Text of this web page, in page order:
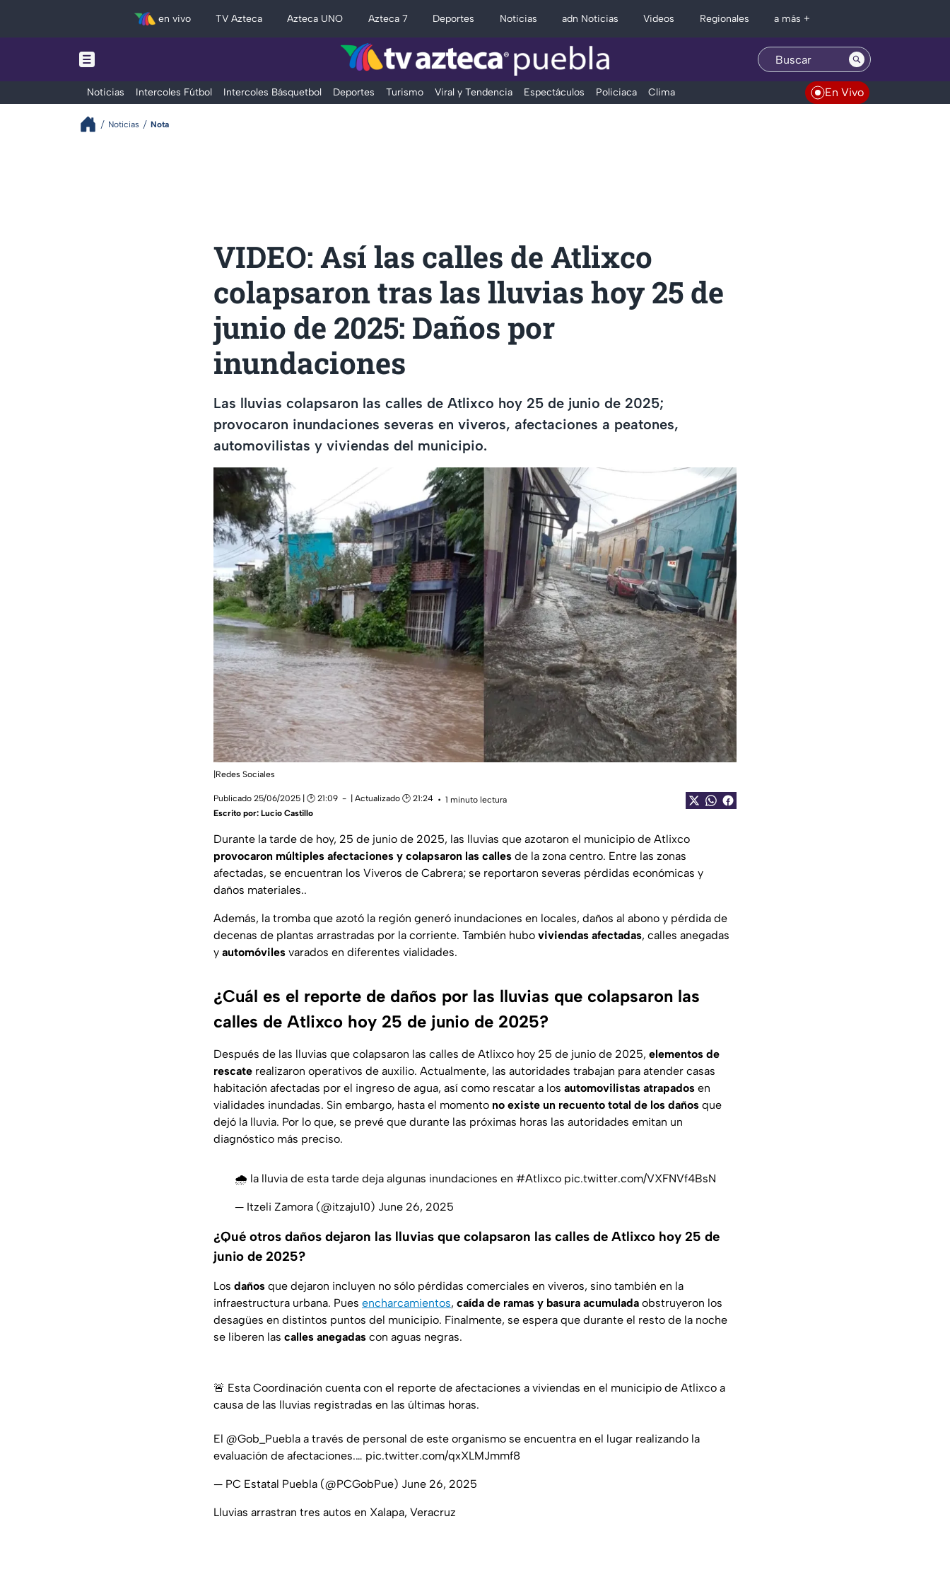
en vivo TV Azteca Azteca UNO Azteca 7 Deportes Noticias adn Noticias Videos Regionales a más +
Noticias Intercoles Fútbol Intercoles Básquetbol Deportes Turismo Viral y Tendencia Espectáculos Policiaca Clima En Vivo
Noticias Nota
VIDEO: Así las calles de Atlixco
colapsaron tras las lluvias hoy 25 de
junio de 2025: Daños por
inundaciones
Las lluvias colapsaron las calles de Atlixco hoy 25 de junio de 2025;
provocaron inundaciones severas en viveros, afectaciones a peatones,
automovilistas y viviendas del municipio.
|Redes Sociales
Publicado 25/06/2025 | 🕑 21:09 | Actualizado 🕑 21:24
1 minuto lectura
Escrito por: Lucio Castillo
Durante la tarde de hoy, 25 de junio de 2025, las lluvias que azotaron el municipio de Atlixco
provocaron múltiples afectaciones y colapsaron las calles de la zona centro. Entre las zonas
afectadas, se encuentran los Viveros de Cabrera; se reportaron severas pérdidas económicas y
daños materiales..
Además, la tromba que azotó la región generó inundaciones en locales, daños al abono y pérdida de
decenas de plantas arrastradas por la corriente. También hubo viviendas afectadas, calles anegadas
y automóviles varados en diferentes vialidades.
¿Cuál es el reporte de daños por las lluvias que colapsaron las
calles de Atlixco hoy 25 de junio de 2025?
Después de las lluvias que colapsaron las calles de Atlixco hoy 25 de junio de 2025, elementos de
rescate realizaron operativos de auxilio. Actualmente, las autoridades trabajan para atender casas
habitación afectadas por el ingreso de agua, así como rescatar a los automovilistas atrapados en
vialidades inundadas. Sin embargo, hasta el momento no existe un recuento total de los daños que
dejó la lluvia. Por lo que, se prevé que durante las próximas horas las autoridades emitan un
diagnóstico más preciso.
🌧 la lluvia de esta tarde deja algunas inundaciones en #Atlixco pic.twitter.com/VXFNVf4BsN
— Itzeli Zamora (@itzaju10) June 26, 2025
¿Qué otros daños dejaron las lluvias que colapsaron las calles de Atlixco hoy 25 de
junio de 2025?
Los daños que dejaron incluyen no sólo pérdidas comerciales en viveros, sino también en la
infraestructura urbana. Pues encharcamientos, caída de ramas y basura acumulada obstruyeron los
desagües en distintos puntos del municipio. Finalmente, se espera que durante el resto de la noche
se liberen las calles anegadas con aguas negras.
🚨 Esta Coordinación cuenta con el reporte de afectaciones a viviendas en el municipio de Atlixco a
causa de las lluvias registradas en las últimas horas.
El @Gob_Puebla a través de personal de este organismo se encuentra en el lugar realizando la
evaluación de afectaciones.… pic.twitter.com/qxXLMJmmf8
— PC Estatal Puebla (@PCGobPue) June 26, 2025
Lluvias arrastran tres autos en Xalapa, Veracruz